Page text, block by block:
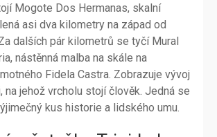
Mogote Dos Hermanas, skalní
asi dva kilometry na západ od
dalších pár kilometrů se tyčí Mural
nástěnná malba na skále na
Fidela Castra. Zobrazuje vývoj
na jehož vrcholu stojí člověk. Jedná se
kus historie a lidského umu.